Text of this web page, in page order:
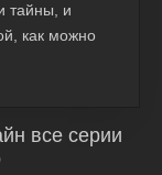
тайны, и
как можно
все серии